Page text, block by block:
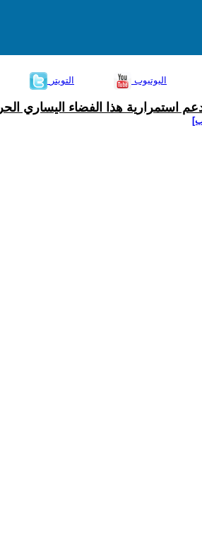
التويتر اليوتيوب
استمرارية هذا الفضاء اليساري الحر